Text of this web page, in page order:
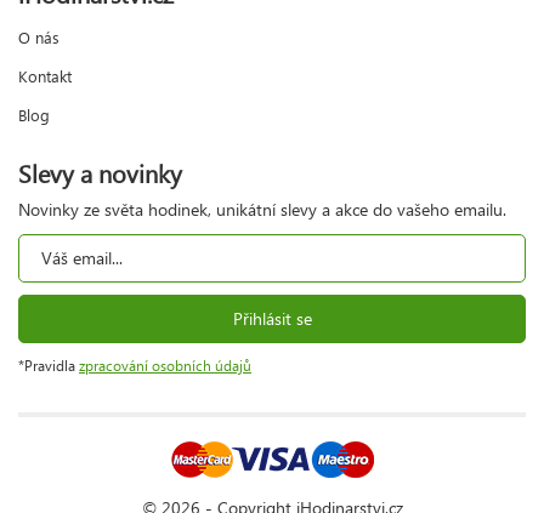
O nás
Kontakt
Blog
Slevy a novinky
Novinky ze světa hodinek, unikátní slevy a akce do vašeho emailu.
Přihlásit se
*Pravidla zpracování osobních údajů
© 2026 - Copyright iHodinarstvi.cz